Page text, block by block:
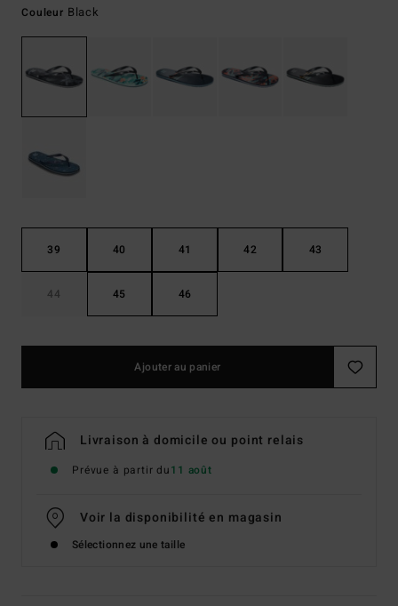
Couleur Black
39 40 41 42 43
44 45 46
Ajouter au panier
Livraison à domicile ou point relais
Prévue à partir du11 août
Voir la disponibilité en magasin
Sélectionnez une taille